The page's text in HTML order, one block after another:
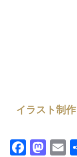
イラスト制作
F
M E